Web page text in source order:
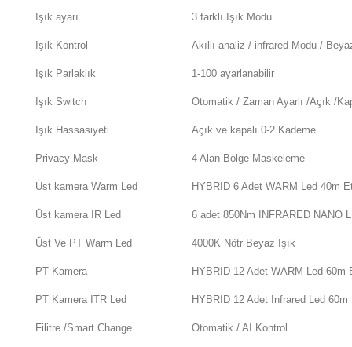
Işık ayarı 3 farklı Işık Modu
Işık Kontrol Akıllı analiz / infrared Modu /
Işık Parlaklık 1-100 ayarlanabilir
Işık Switch Otomatik / Zaman Ayarlı /Açık /
Işık Hassasiyeti Açık ve kapalı 0-2 Kademe
Privacy Mask 4 Alan Bölge Maskeleme
Üst kamera Warm Led HYBRID 6 Adet WARM Led 40m
Üst kamera IR Led 6 adet 850Nm INFRARED NANO
Üst Ve PT Warm Led 4000K Nötr Beyaz Işık
PT Kamera HYBRID 12 Adet WARM Led 60m
PT Kamera ITR Led HYBRID 12 Adet İnfrared Led
Filitre /Smart Change Otomatik / AI Kontrol